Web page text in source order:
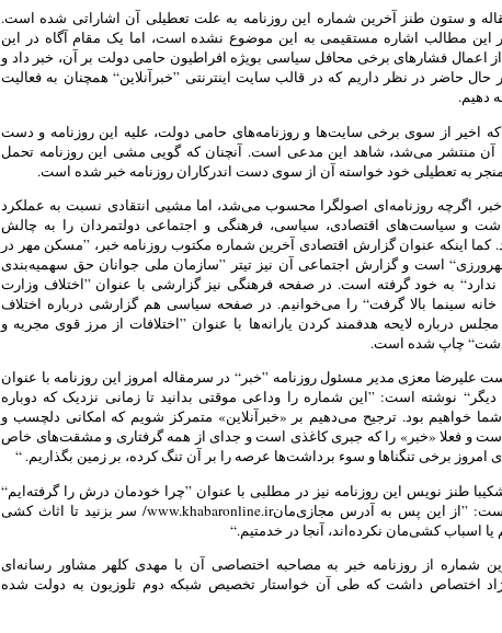
و ستون طنز آخرین شماره این روزنامه به علت تعطیلی آن اشاراتی شده است.
این مطالب اشاره مستقیمی به این موضوع نشده است، اما یک مقام آگاه در این
از اعمال فشارهای برخی محافل سیاسی بویژه افراطیون حامی دولت بر آن، خبر داد و
حال حاضر در نظر داریم که در قالب سایت اینترنتی ”خبرآنلاین“ همچنان به فعالیت
دهیم.
اخیر از سوی برخی سایت‌ها و روزنامه‌های حامی دولت، علیه این روزنامه و دست
آن منتشر می‌شد، شاهد این مدعی است. آنچنان که گویی مشی این روزنامه تحمل
به تعطیلی خود خواسته آن از سوی دست اندرکاران روزنامه خبر شده است.
خبر، اگرچه روزنامه‌ای اصولگرا محسوب می‌شد، اما مشیی انتقادی نسبت به عملکرد
و سیاست‌های اقتصادی‏، سیاسی، فرهنگی و اجتماعی دولتمردان را به چالش
کما اینکه عنوان گزارش اقتصادی آخرین شماره مکتوب روزنامه خبر، ”مسکن مهر در
است و گزارش اجتماعی آن نیز تیتر ”سازمان ملی جوانان حق سهمیه‌بندی
ندارد“ به خود گرفته است. در صفحه فرهنگی نیز گزارشی با عنوان ”اختلاف وزارت
خانه سینما بالا گرفت“ را می‌خوانیم. در صفحه سیاسی هم گزارشی درباره اختلاف
درباره لایحه هدفمند کردن یارانه‌ها با عنوان ”اختلافات از مرز قوی مجریه و
چاپ شده است.
علیرضا معزی مدیر مسئول روزنامه ”خبر“ در سرمقاله امروز این روزنامه با عنوان
نوشته است: ”این شماره را وداعی موقتی بدانید تا زمانی نزدیک که دوباره
خواهیم بود. ترجیح می‌دهیم بر «خبرآنلاین» متمرکز شویم که امکانی دلچسب و
و فعلا «خبر» را که جبری کاغذی است و جدای از همه گرفتاری و مشقت‌های خاص
امروز برخی تنگناها و سوء برداشت‌ها عرصه را بر آن تنگ کرده، بر زمین بگذاریم. “
طنز نویس این روزنامه نیز در مطلبی با عنوان ”چرا خودمان درش را گرفته‌ایم“
نوشته است: ”از این پس به آدرس مجازی‌مانwww.khabaronline.ir/ سر بزنید تا اثاث کشی
یا اسباب کشی‌مان نکرده‌اند، آنجا در خدمتیم.“
شماره از روزنامه خبر به مصاحبه اختصاصی آن با مهدی کلهر مشاور رسانه‌ای
اختصاص داشت که طی آن خواستار تخصیص شبکه دوم تلوزیون به دولت شده